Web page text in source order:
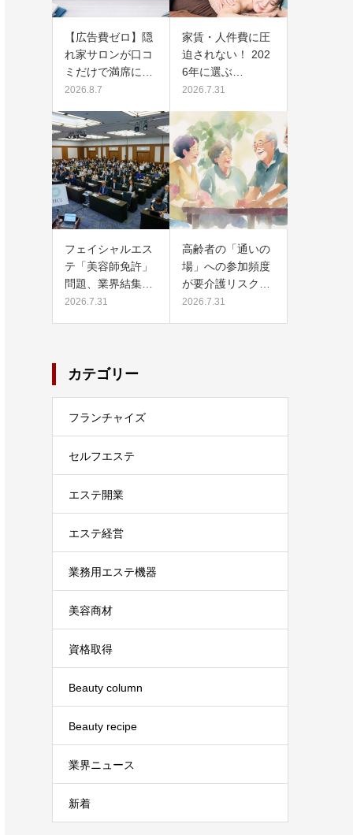
【広告費ゼロ】隠
れ家サロンが口コ
ミだけで満席に…
2026.8.7
家賃・人件費に圧
迫されない！ 202
6年に選ぶ…
2026.7.31
フェイシャルエス
テ「美容師免許」
問題、業界結集…
2026.7.31
高齢者の「通いの
場」への参加頻度
が要介護リスク…
2026.7.31
カテゴリー
フランチャイズ
セルフエステ
エステ開業
エステ経営
業務用エステ機器
美容商材
資格取得
Beauty column
Beauty recipe
業界ニュース
新着